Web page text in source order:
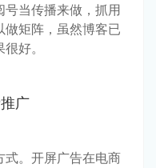
当传播来做，抓用
做矩阵，虽然博客已
好。
广
式。开屏广告在电商